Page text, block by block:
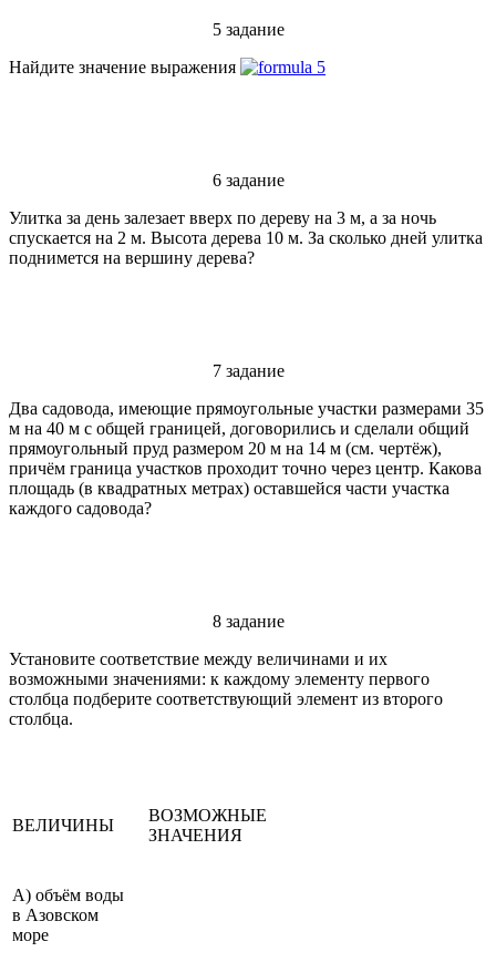
5 задание
Найдите значение выражения
6 задание
Улитка за день залезает вверх по дереву на 3 м, а за ночь
спускается на 2 м. Высота дерева 10 м. За сколько дней улитка
поднимется на вершину дерева?
7 задание
Два садовода, имеющие прямоугольные участки размерами 35
м на 40 м с общей границей, договорились и сделали общий
прямоугольный пруд размером 20 м на 14 м (см. чертёж),
причём граница участков проходит точно через центр. Какова
площадь (в квадратных метрах) оставшейся части участка
каждого садовода?
8 задание
Установите соответствие между величинами и их
возможными значениями: к каждому элементу первого
столбца подберите соответствующий элемент из второго
столбца.
ВЕЛИЧИНЫ
ВОЗМОЖНЫЕ
ЗНАЧЕНИЯ
А) объём воды
в Азовском
море